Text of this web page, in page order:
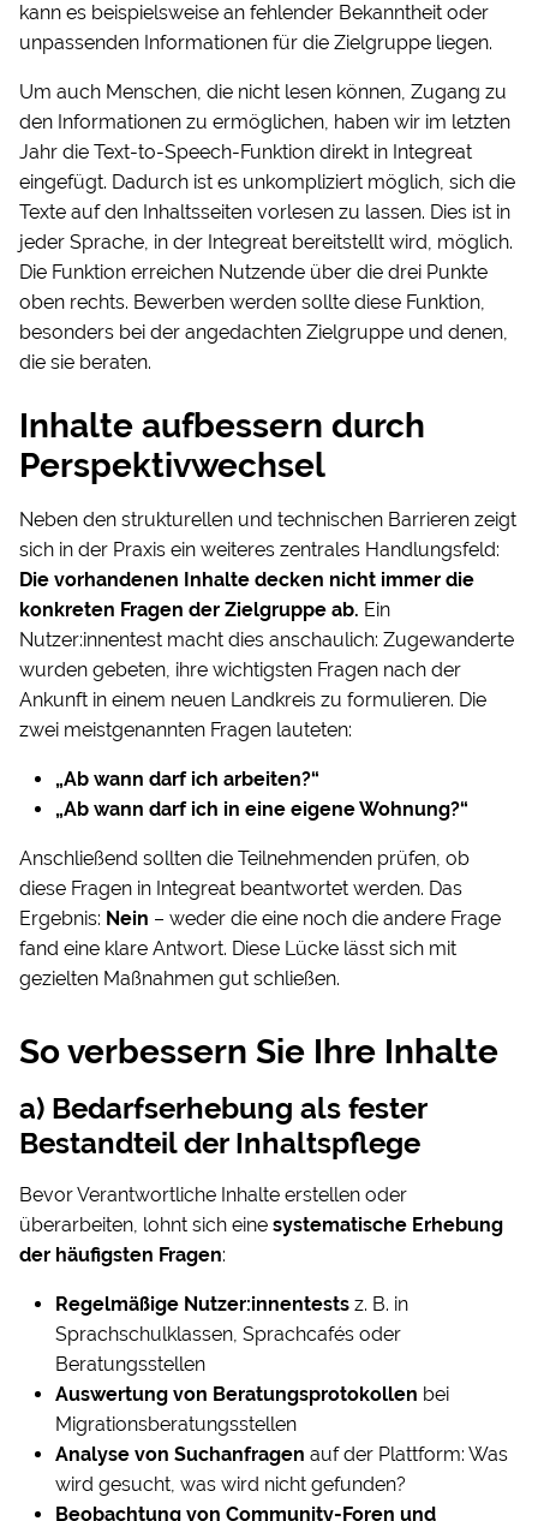
kann es beispielsweise an fehlender Bekanntheit oder
unpassenden Informationen für die Zielgruppe liegen.
Um auch Menschen, die nicht lesen können, Zugang zu
den Informationen zu ermöglichen, haben wir im letzten
Jahr die Text-to-Speech-Funktion direkt in Integreat
eingefügt. Dadurch ist es unkompliziert möglich, sich die
Texte auf den Inhaltsseiten vorlesen zu lassen. Dies ist in
jeder Sprache, in der Integreat bereitstellt wird, möglich.
Die Funktion erreichen Nutzende über die drei Punkte
oben rechts. Bewerben werden sollte diese Funktion,
besonders bei der angedachten Zielgruppe und denen,
die sie beraten.
Inhalte aufbessern durch
Perspektivwechsel
Neben den strukturellen und technischen Barrieren zeigt
sich in der Praxis ein weiteres zentrales Handlungsfeld:
Die vorhandenen Inhalte decken nicht immer die
konkreten Fragen der Zielgruppe ab. Ein
Nutzer:innentest macht dies anschaulich: Zugewanderte
wurden gebeten, ihre wichtigsten Fragen nach der
Ankunft in einem neuen Landkreis zu formulieren. Die
zwei meistgenannten Fragen lauteten:
„Ab wann darf ich arbeiten?“
„Ab wann darf ich in eine eigene Wohnung?“
Anschließend sollten die Teilnehmenden prüfen, ob
diese Fragen in Integreat beantwortet werden. Das
Ergebnis: Nein – weder die eine noch die andere Frage
fand eine klare Antwort. Diese Lücke lässt sich mit
gezielten Maßnahmen gut schließen.
So verbessern Sie Ihre Inhalte
a) Bedarfserhebung als fester
Bestandteil der Inhaltspflege
Bevor Verantwortliche Inhalte erstellen oder
überarbeiten, lohnt sich eine systematische Erhebung
der häufigsten Fragen:
Regelmäßige Nutzer:innentests z. B. in
Sprachschulklassen, Sprachcafés oder
Beratungsstellen
Auswertung von Beratungsprotokollen bei
Migrationsberatungsstellen
Analyse von Suchanfragen auf der Plattform: Was
wird gesucht, was wird nicht gefunden?
Beobachtung von Community-Foren und